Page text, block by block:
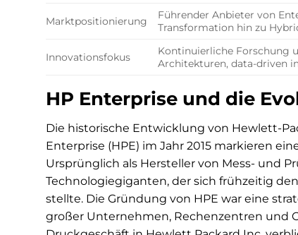
Marktpositionierung
Führender Anbieter von
Transformation hin zu
Innovationsfokus
Kontinuierliche Forschung
Architekturen, data-driven
HP Enterprise und die
Die historische Entwicklung von Hewlett-
Enterprise (HPE) im Jahr 2015 markieren
Ursprünglich als Hersteller von Mess- und
Technologiegiganten, der sich frühzeitig
stellte. Die Gründung von HPE war eine
großer Unternehmen, Rechenzentren und